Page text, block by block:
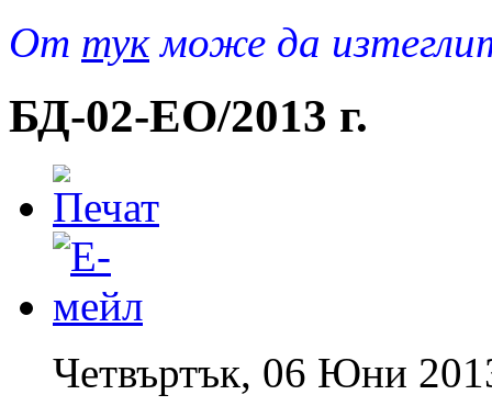
От тукможе да
БД-02-EO/2013 г.
Четвъртък, 06 Юни